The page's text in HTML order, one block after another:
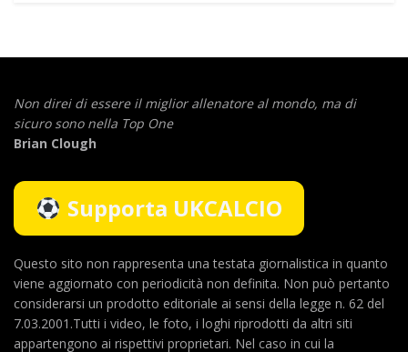
Non direi di essere il miglior allenatore al mondo, ma di
sicuro sono nella Top One
Brian Clough
Supporta UKCALCIO
Questo sito non rappresenta una testata giornalistica in quanto
viene aggiornato con periodicità non definita. Non può pertanto
considerarsi un prodotto editoriale ai sensi della legge n. 62 del
7.03.2001.Tutti i video, le foto, i loghi riprodotti da altri siti
appartengono ai rispettivi proprietari. Nel caso in cui la